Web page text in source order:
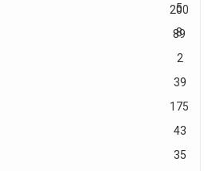
5
200
8
89
2
39
175
43
35